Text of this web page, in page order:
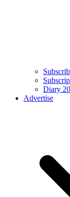
Diary
Advertise